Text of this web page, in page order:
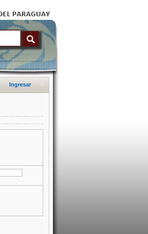
Ingresar